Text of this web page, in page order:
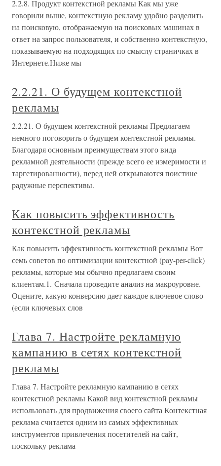
2.2.8. Продукт контекстной рекламы Как мы уже
говорили выше, контекстную рекламу удобно разделить
на поисковую, отображаемую на поисковых машинах в
ответ на запрос пользователя, и собственно контекстную,
показываемую на подходящих по смыслу страничках в
Интернете.Ниже мы
2.2.21. О будущем контекстной
рекламы
2.2.21. О будущем контекстной рекламы Предлагаем
немного поговорить о будущем контекстной рекламы.
Благодаря основным преимуществам этого вида
рекламной деятельности (прежде всего ее измеримости и
таргетированности), перед ней открываются поистине
радужные перспективы.
Как повысить эффективность
контекстной рекламы
Как повысить эффективность контекстной рекламы Вот
семь советов по оптимизации контекстной (pay-per-click)
рекламы, которые мы обычно предлагаем своим
клиентам.1. Сначала проведите анализ на макроуровне.
Оцените, какую конверсию дает каждое ключевое слово
(если ключевых слов
Глава 7. Настройте рекламную
кампанию в сетях контекстной
рекламы
Глава 7. Настройте рекламную кампанию в сетях
контекстной рекламы Какой вид контекстной рекламы
использовать для продвижения своего сайта Контекстная
реклама считается одним из самых эффективных
инструментов привлечения посетителей на сайт,
поскольку реклама